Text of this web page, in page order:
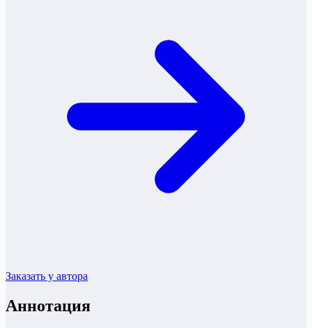
Заказать у автора
Аннотация